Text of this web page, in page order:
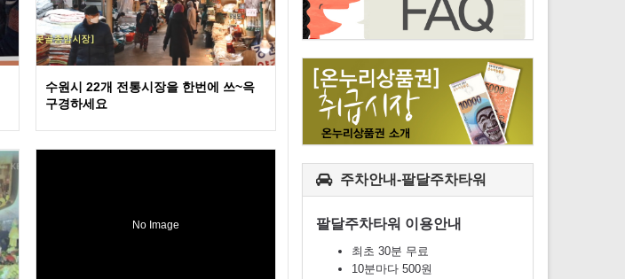
수원시 22개 전통시장을 한번에 쓰~윽
구경하세요
No Image
주차안내-팔달주차타워
팔달주차타워 이용안내
최초 30분 무료
10분마다 500원